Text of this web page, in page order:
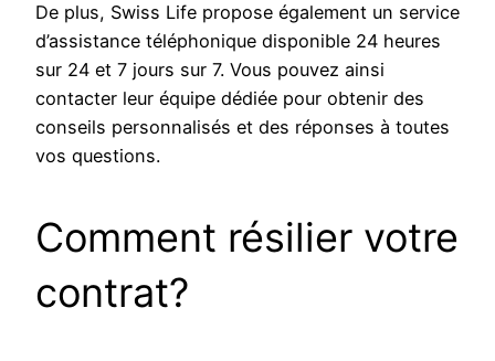
De plus, Swiss Life propose également un service
d’assistance téléphonique disponible 24 heures
sur 24 et 7 jours sur 7. Vous pouvez ainsi
contacter leur équipe dédiée pour obtenir des
conseils personnalisés et des réponses à toutes
vos questions.
Comment résilier votre
contrat?